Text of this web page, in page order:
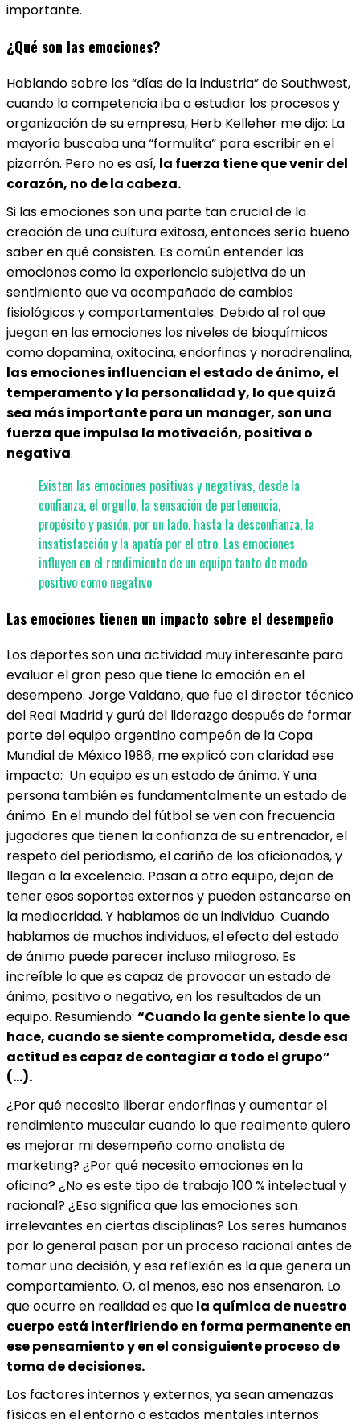
importante.
¿Qué son las emociones?
Hablando sobre los “días de la industria” de Southwest,
cuando la competencia iba a estudiar los procesos y
organización de su empresa, Herb Kelleher me dijo: La
mayoría buscaba una “formulita” para escribir en el
pizarrón. Pero no es así, la fuerza tiene que venir del
corazón, no de la cabeza.
Si las emociones son una parte tan crucial de la
creación de una cultura exitosa, entonces sería bueno
saber en qué consisten. Es común entender las
emociones como la experiencia subjetiva de un
sentimiento que va acompañado de cambios
fisiológicos y comportamentales. Debido al rol que
juegan en las emociones los niveles de bioquímicos
como dopamina, oxitocina, endorfinas y noradrenalina,
las emociones influencian el estado de ánimo, el
temperamento y la personalidad y, lo que quizá
sea más importante para un manager, son una
fuerza que impulsa la motivación, positiva o
negativa.
Existen las emociones positivas y negativas, desde la
confianza, el orgullo, la sensación de pertenencia,
propósito y pasión, por un lado, hasta la desconfianza, la
insatisfacción y la apatía por el otro. Las emociones
influyen en el rendimiento de un equipo tanto de modo
positivo como negativo
Las emociones tienen un impacto sobre el desempeño
Los deportes son una actividad muy interesante para
evaluar el gran peso que tiene la emoción en el
desempeño. Jorge Valdano, que fue el director técnico
del Real Madrid y gurú del liderazgo después de formar
parte del equipo argentino campeón de la Copa
Mundial de México 1986, me explicó con claridad ese
impacto: Un equipo es un estado de ánimo. Y una
persona también es fundamentalmente un estado de
ánimo. En el mundo del fútbol se ven con frecuencia
jugadores que tienen la confianza de su entrenador, el
respeto del periodismo, el cariño de los aficionados, y
llegan a la excelencia. Pasan a otro equipo, dejan de
tener esos soportes externos y pueden estancarse en
la mediocridad. Y hablamos de un individuo. Cuando
hablamos de muchos individuos, el efecto del estado
de ánimo puede parecer incluso milagroso. Es
increíble lo que es capaz de provocar un estado de
ánimo, positivo o negativo, en los resultados de un
equipo. Resumiendo: “Cuando la gente siente lo que
hace, cuando se siente comprometida, desde esa
actitud es capaz de contagiar a todo el grupo”
(…).
¿Por qué necesito liberar endorfinas y aumentar el
rendimiento muscular cuando lo que realmente quiero
es mejorar mi desempeño como analista de
marketing? ¿Por qué necesito emociones en la
oficina? ¿No es este tipo de trabajo 100 % intelectual y
racional? ¿Eso significa que las emociones son
irrelevantes en ciertas disciplinas? Los seres humanos
por lo general pasan por un proceso racional antes de
tomar una decisión, y esa reflexión es la que genera un
comportamiento. O, al menos, eso nos enseñaron. Lo
que ocurre en realidad es quela química de nuestro
cuerpo está interfiriendo en forma permanente en
ese pensamiento y en el consiguiente proceso de
toma de decisiones.
Los factores internos y externos, ya sean amenazas
físicas en el entorno o estados mentales internos